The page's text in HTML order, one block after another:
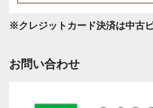
※クレジットカード決済は中古
お問い合わせ